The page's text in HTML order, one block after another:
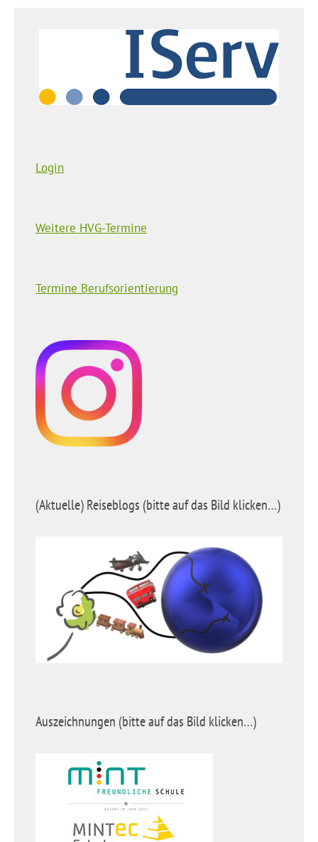
Login
Weitere HVG-Termine
Termine Berufsorientierung
(Aktuelle) Reiseblogs (bitte auf das Bild klicken…)
Auszeichnungen (bitte auf das Bild klicken…)